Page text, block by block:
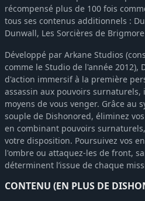
récompensé plus de 100 fois
tous ses contenus additionnels :
Dunwall, Les Sorcières de
Développé par Arkane Studios
comme le Studio de l'année 2012),
d'action immersif à la première
assassin aux pouvoirs
moyens de vous venger. Grâce au
souple de Dishonored, éliminez
en combinant pouvoirs
votre disposition. Poursuivez vos
l'ombre ou attaquez-les de front,
déterminent l’issue de chaque
CONTENU (EN PLUS DE